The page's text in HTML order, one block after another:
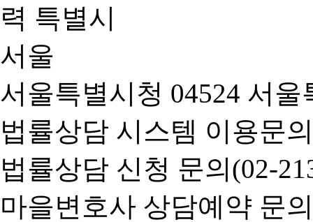
서울특별시청 04524 서
법률상담 시스템 이용문
법률상담 신청 문의(02-
마을변호사 상담예약 문